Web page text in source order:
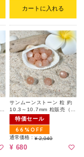
カートに入れる
サンムーンストーン 粒 約
10.3～10.7mm 粒販売（ラ
ンダム）
特価セール
66%OFF
通常価格：¥ 2,040
¥ 680